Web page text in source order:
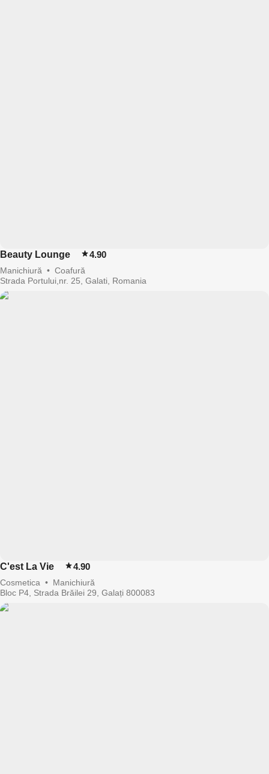
Beauty Lounge 4.90
Manichiură • Coafură
Strada Portului,nr. 25, Galati, Romania
C'est La Vie 4.90
Cosmetica • Manichiură
Bloc P4, Strada Brăilei 29, Galați 800083